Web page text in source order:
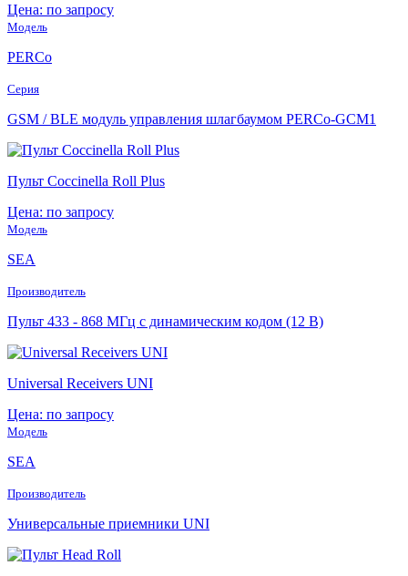
Цена: по запросу
Модель
PERCo
Серия
GSM / BLE модуль управления шлагбаумом PERCo-GCM1
Пульт Coccinella Roll Plus
Цена: по запросу
Модель
SEA
Производитель
Пульт 433 - 868 МГц с динамическим кодом (12 В)
Universal Receivers UNI
Цена: по запросу
Модель
SEA
Производитель
Универсальные приемники UNI